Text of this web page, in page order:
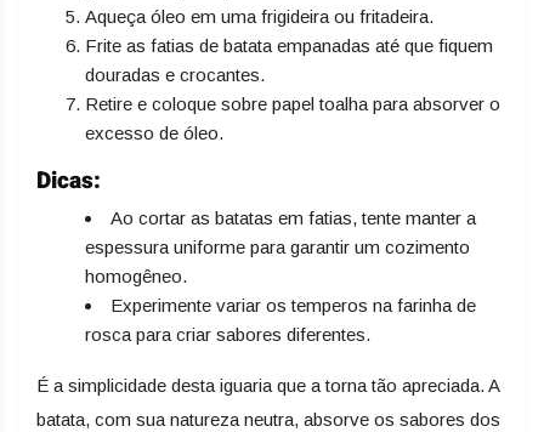
Aqueça óleo em uma frigideira ou fritadeira.
Frite as fatias de batata empanadas até que fiquem
douradas e crocantes.
Retire e coloque sobre papel toalha para absorver o
excesso de óleo.
Dicas:
Ao cortar as batatas em fatias, tente manter a
espessura uniforme para garantir um cozimento
homogêneo.
Experimente variar os temperos na farinha de
rosca para criar sabores diferentes.
É a simplicidade desta iguaria que a torna tão apreciada. A
batata, com sua natureza neutra, absorve os sabores dos